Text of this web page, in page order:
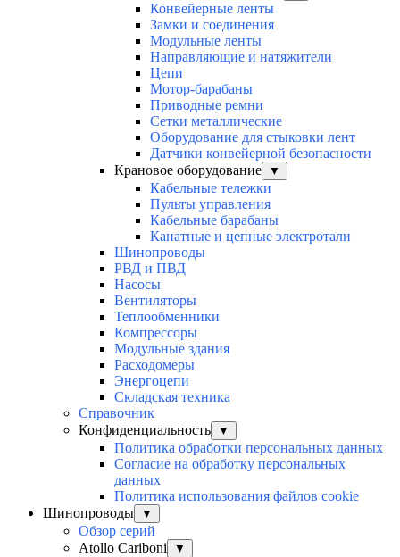
Конвейерные ленты
Замки и соединения
Модульные ленты
Направляющие и натяжители
Цепи
Мотор-барабаны
Приводные ремни
Сетки металлические
Оборудование для стыковки лент
Датчики конвейерной безопасности
Крановое оборудование
▼
Кабельные тележки
Пульты управления
Кабельные барабаны
Канатные и цепные электротали
Шинопроводы
РВД и ПВД
Насосы
Вентиляторы
Теплообменники
Компрессоры
Модульные здания
Расходомеры
Энергоцепи
Складская техника
Справочник
Конфиденциальность
▼
Политика обработки персональных данных
Согласие на обработку персональных
данных
Политика использования файлов cookie
Шинопроводы
▼
Обзор серий
Atollo Cariboni
▼